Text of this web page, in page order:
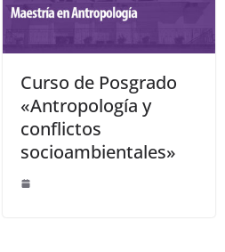
Curso de Posgrado
«Antropología y
conflictos
socioambientales»